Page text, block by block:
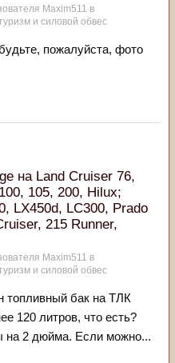
Maxim511 в
и силовой обвес
пожалуйста, фото
на Land Cruiser 76,
105, 200, Hilux;
LX450d, LC300, Prado
215 Runner,
Maxim511 в
и силовой обвес
топливный бак на ТЛК
120 литров, что есть?
на 2 дюйма. Если можно...